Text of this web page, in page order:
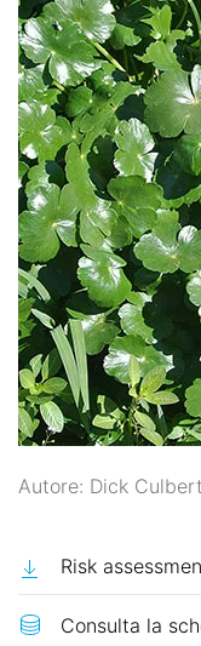
Autore: Dick Culbert
Risk